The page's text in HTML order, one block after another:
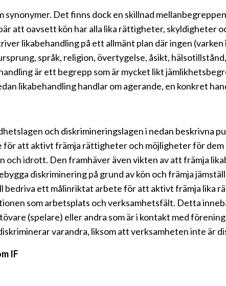
Det finns dock en skillnad
att oavsett kön har alla lika rättigheter, skyldigheter
likabehandling på ett allmänt plan där ingen
språk, religion, övertygelse, åsikt,
är ett begrepp som är mycket likt
likabehandling handlar om agerande, en konkret
och diskrimineringslagen i nedan beskrivna
att aktivt främja rättigheter och möjligheter för
idrott. Den framhäver även vikten av att främja
diskriminering på grund av kön och främja
bedriva ett målinriktat arbete för att aktivt främja lika
som arbetsplats och verksamhetsfält. Detta
(spelare) eller andra som är i kontakt med
varandra, liksom att verksamheten inte är
IF